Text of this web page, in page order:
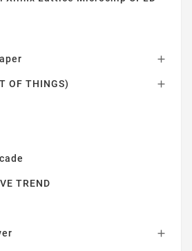

OF THINGS) 
TREND
